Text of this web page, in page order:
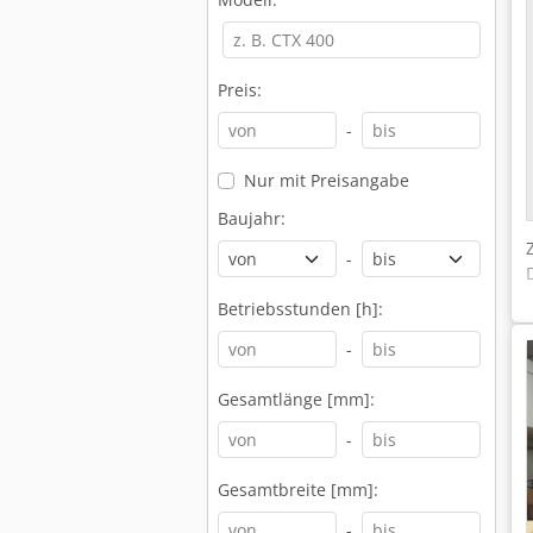
Preis:
-
Nur mit Preisangabe
Baujahr:
-
Betriebsstunden [h]:
-
Gesamtlänge [mm]:
-
Gesamtbreite [mm]: